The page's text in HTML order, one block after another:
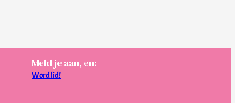
Meld je aan, en:
Word lid!